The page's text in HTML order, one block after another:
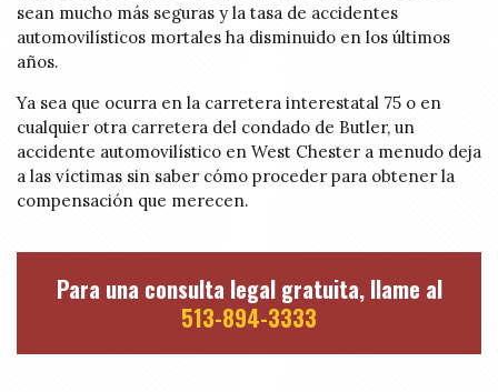
sean mucho más seguras y la tasa de accidentes
automovilísticos mortales ha disminuido en los últimos
años.
Ya sea que ocurra en la carretera interestatal 75 o en
cualquier otra carretera del condado de Butler, un
accidente automovilístico en West Chester a menudo deja
a las víctimas sin saber cómo proceder para obtener la
compensación que merecen.
Para una consulta legal gratuita, llame al
513-894-3333